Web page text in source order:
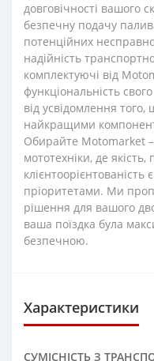
довговічності вашого
безпечну подачу
потенційних
надійність
комплектуючі від
функціональність
від усвідомлення того,
найкращими
Обирайте Motomarket
мототехніки, де якість,
пріоритетами. Ми
рішення для вашого
ваша поїздка була
безпечною.
Характеристики
СУМІСНІСТЬ З